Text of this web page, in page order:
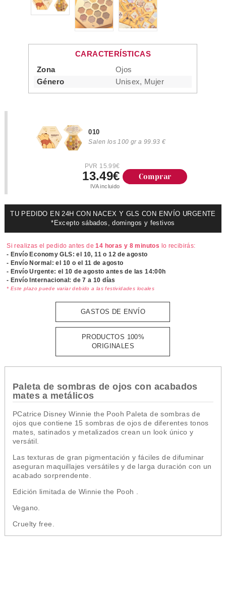
CARACTERÍSTICAS
Zona
Ojos
Género
Unisex, Mujer
010
Salen los 100 gr a 99.93 €
PVR 15.99€
13.49€
IVA incluido
Comprar
TU PEDIDO EN 24H CON NACEX Y GLS CON ENVÍO URGENTE
*Excepto sábados, domingos y festivos
Si realizas el pedido antes de14 horas y 8 minutos lo recibirás:
- Envío Economy GLS: el 10, 11 o 12 de agosto
- Envío Normal: el 10 o el 11 de agosto
- Envío Urgente: el10 de agosto antes de las 14:00h
- Envío Internacional: de 7 a 10 días
* Este plazo puede variar debido a las festividades locales
GASTOS DE ENVÍO
PRODUCTOS 100%
ORIGINALES
Paleta de sombras de ojos con acabados
mates a metálicos
PCatrice Disney Winnie the Pooh Paleta de sombras de
ojos que contiene 15 sombras de ojos de diferentes tonos
mates, satinados y metalizados crean un look único y
versátil.
Las texturas de gran pigmentación y fáciles de difuminar
aseguran maquillajes versátiles y de larga duración con un
acabado sorprendente.
Edición limitada de Winnie the Pooh .
Vegano.
Cruelty free.